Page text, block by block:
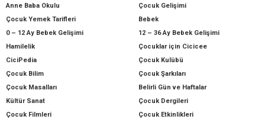
Anne Baba Okulu
Çocuk Gelişimi
Çocuk Yemek Tarifleri
Bebek
0 – 12 Ay Bebek Gelişimi
12 – 36 Ay Bebek Gelişimi
Hamilelik
Çocuklar için Cicicee
CiciPedia
Çocuk Kulübü
Çocuk Bilim
Çocuk Şarkıları
Çocuk Masalları
Belirli Gün ve Haftalar
Kültür Sanat
Çocuk Dergileri
Çocuk Filmleri
Çocuk Etkinlikleri